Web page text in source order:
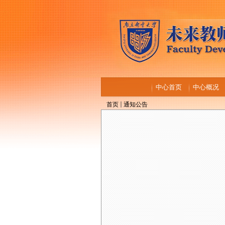
中心首页 中心概况
首页 通知公告